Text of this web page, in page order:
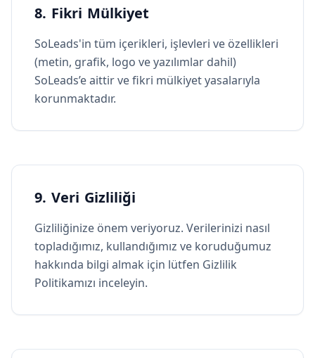
8. Fikri Mülkiyet
SoLeads'in tüm içerikleri, işlevleri ve özellikleri
(metin, grafik, logo ve yazılımlar dahil)
SoLeads’e aittir ve fikri mülkiyet yasalarıyla
korunmaktadır.
9. Veri Gizliliği
Gizliliğinize önem veriyoruz. Verilerinizi nasıl
topladığımız, kullandığımız ve koruduğumuz
hakkında bilgi almak için lütfen Gizlilik
Politikamızı inceleyin.